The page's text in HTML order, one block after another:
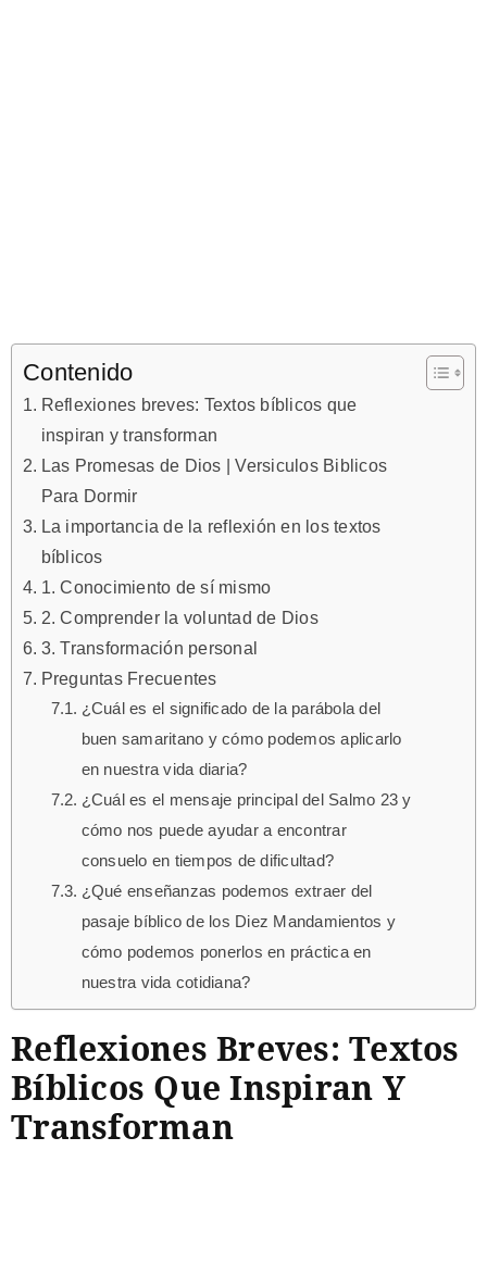
Contenido
Reflexiones breves: Textos bíblicos que
inspiran y transforman
Las Promesas de Dios | Versiculos Biblicos
Para Dormir
La importancia de la reflexión en los textos
bíblicos
1. Conocimiento de sí mismo
2. Comprender la voluntad de Dios
3. Transformación personal
Preguntas Frecuentes
¿Cuál es el significado de la parábola del
buen samaritano y cómo podemos aplicarlo
en nuestra vida diaria?
¿Cuál es el mensaje principal del Salmo 23 y
cómo nos puede ayudar a encontrar
consuelo en tiempos de dificultad?
¿Qué enseñanzas podemos extraer del
pasaje bíblico de los Diez Mandamientos y
cómo podemos ponerlos en práctica en
nuestra vida cotidiana?
Reflexiones Breves: Textos
Bíblicos Que Inspiran Y
Transforman